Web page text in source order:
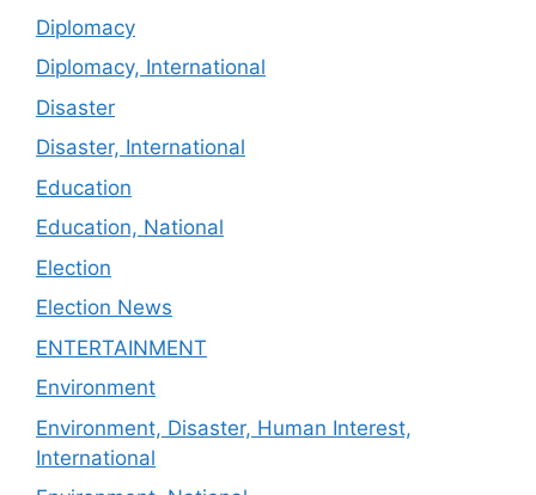
Diplomacy
Diplomacy, International
Disaster
Disaster, International
Education
Education, National
Election
Election News
ENTERTAINMENT
Environment
Environment, Disaster, Human Interest,
International